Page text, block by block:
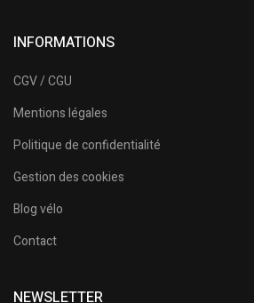
INFORMATIONS
CGV / CGU
Mentions légales
Politique de confidentialité
Gestion des cookies
Blog vélo
Contact
NEWSLETTER